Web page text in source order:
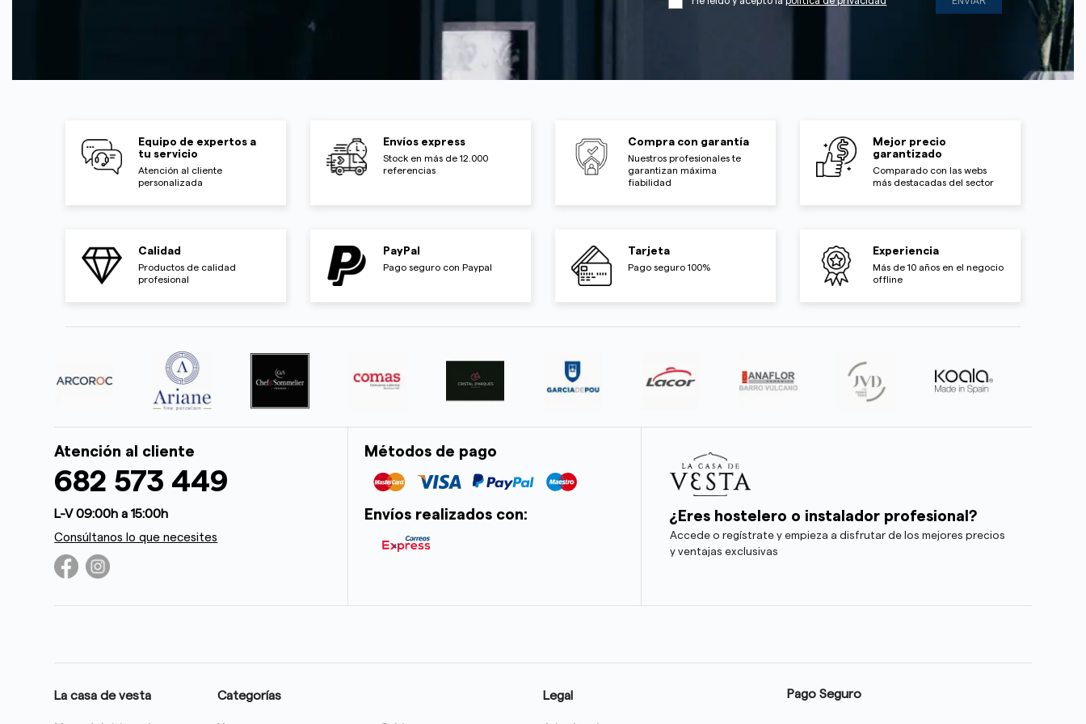
Equipo de expertos a
tu servicio
Atención al cliente
personalizada
Envíos express
Stock en más de 12.000
referencias
Compra con garantía
Nuestros profesionales te
garantizan máxima
fiabilidad
Mejor precio
garantizado
Comparado con las webs
más destacadas del sector
Calidad
Productos de calidad
profesional
PayPal
Pago seguro con Paypal
Tarjeta
Pago seguro 100%
Experiencia
Más de 10 años en el negocio
offline
Atención al cliente
682 573 449
L-V 09:00h a 15:00h
Consúltanos lo que necesites
Métodos de pago
Envíos realizados con: ¿Eres hostelero o instalador profesional?
Accede o regístrate y empieza a disfrutar de los mejores precios
y ventajas exclusivas
La casa de vesta Categorías Legal Pago Seguro